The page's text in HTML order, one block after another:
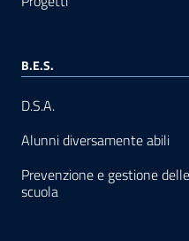
B.E.S.
D.S.A.
Alunni diversamente abili
Prevenzione e gestione
scuola